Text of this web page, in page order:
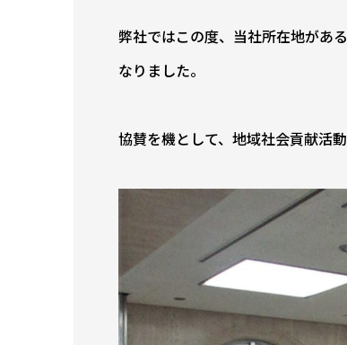
弊社ではこの度、当社所在地があ
なりました。
協賛を機として、地域社会貢献活